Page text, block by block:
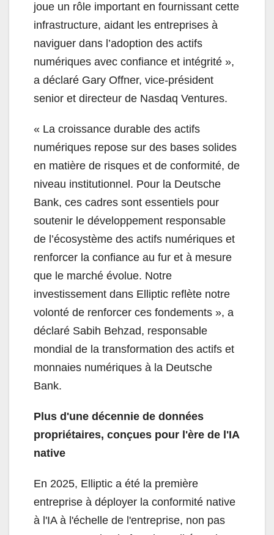
joue un rôle important en fournissant cette
infrastructure, aidant les entreprises à
naviguer dans l’adoption des actifs
numériques avec confiance et intégrité »,
a déclaré Gary Offner, vice-président
senior et directeur de Nasdaq Ventures.
« La croissance durable des actifs
numériques repose sur des bases solides
en matière de risques et de conformité, de
niveau institutionnel. Pour la Deutsche
Bank, ces cadres sont essentiels pour
soutenir le développement responsable
de l’écosystème des actifs numériques et
renforcer la confiance au fur et à mesure
que le marché évolue. Notre
investissement dans Elliptic reflète notre
volonté de renforcer ces fondements », a
déclaré Sabih Behzad, responsable
mondial de la transformation des actifs et
monnaies numériques à la Deutsche
Bank.
Plus d'une décennie de données
propriétaires, conçues pour l'ère de l'IA
native
En 2025, Elliptic a été la première
entreprise à déployer la conformité native
à l'IA à l'échelle de l'entreprise, non pas